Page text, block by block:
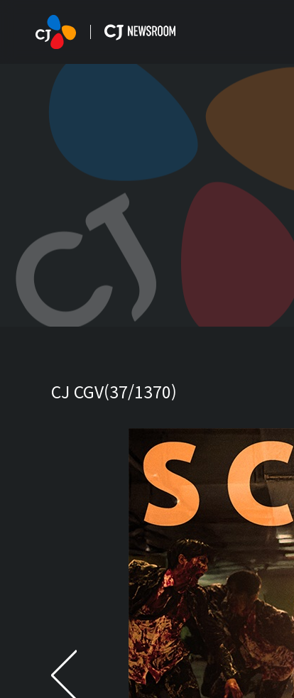
CJ CGV(37/1370)